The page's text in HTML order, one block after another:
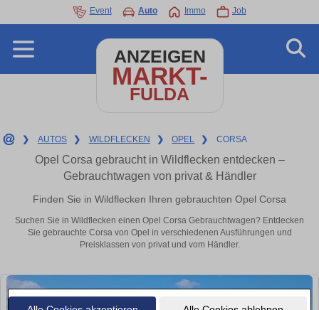
Event Auto Immo Job
ANZEIGEN
MARKT-
FULDA
❯ AUTOS ❯ WILDFLECKEN ❯ OPEL ❯ CORSA
Opel Corsa gebraucht in Wildflecken entdecken –
Gebrauchtwagen von privat & Händler
Finden Sie in Wildflecken Ihren gebrauchten Opel Corsa
Suchen Sie in Wildflecken einen Opel Corsa Gebrauchtwagen? Entdecken
Sie gebrauchte Corsa von Opel in verschiedenen Ausführungen und
Preisklassen von privat und vom Händler.